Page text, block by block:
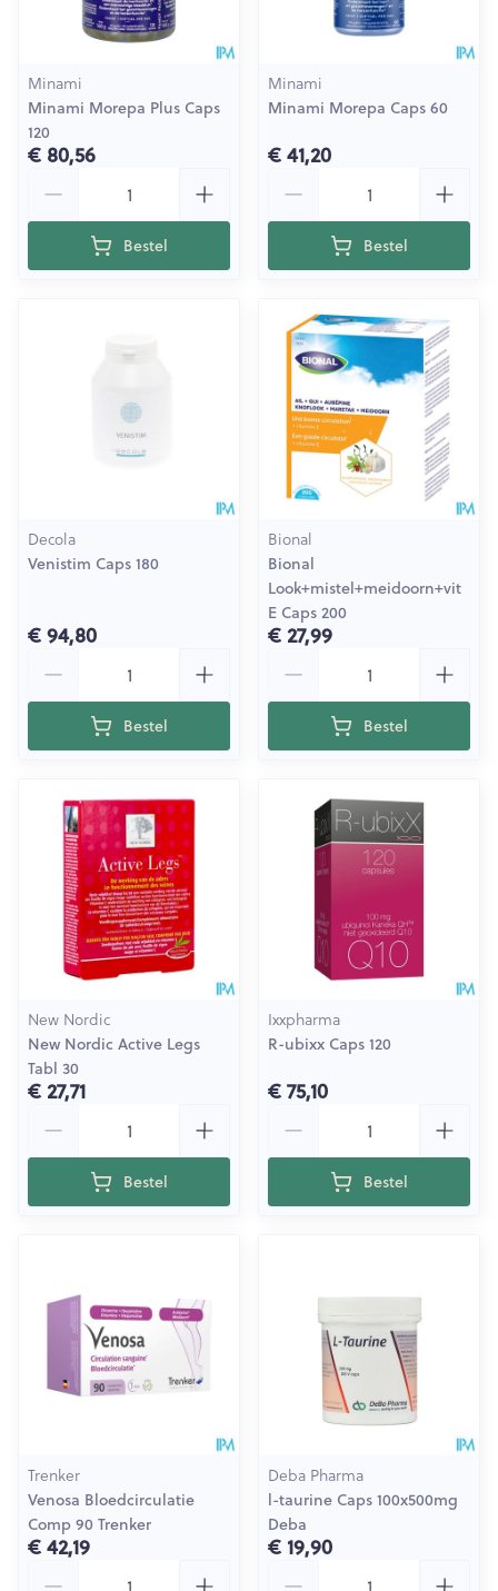
Minami
Minami Morepa Plus Caps
120
€ 80,56
Bestel
Minami
Minami Morepa Caps 60
€ 41,20
Bestel
Decola
Venistim Caps 180
€ 94,80
Bestel
Bional
Bional
Look+mistel+meidoorn+vit
E Caps 200
€ 27,99
Bestel
New Nordic
New Nordic Active Legs
Tabl 30
€ 27,71
Bestel
Ixxpharma
R-ubixx Caps 120
€ 75,10
Bestel
Trenker
Venosa Bloedcirculatie
Comp 90 Trenker
€ 42,19
Deba Pharma
l-taurine Caps 100x500mg
Deba
€ 19,90